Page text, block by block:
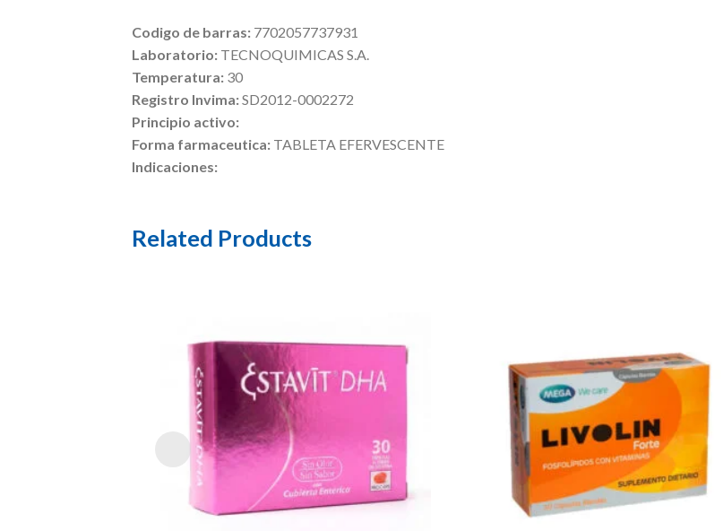
Codigo de barras: 7702057737931
Laboratorio: TECNOQUIMICAS S.A.
Temperatura: 30
Registro Invima:SD2012-0002272
Principio activo:
Forma farmaceutica: TABLETA EFERVESCENTE
Indicaciones:
Related Products